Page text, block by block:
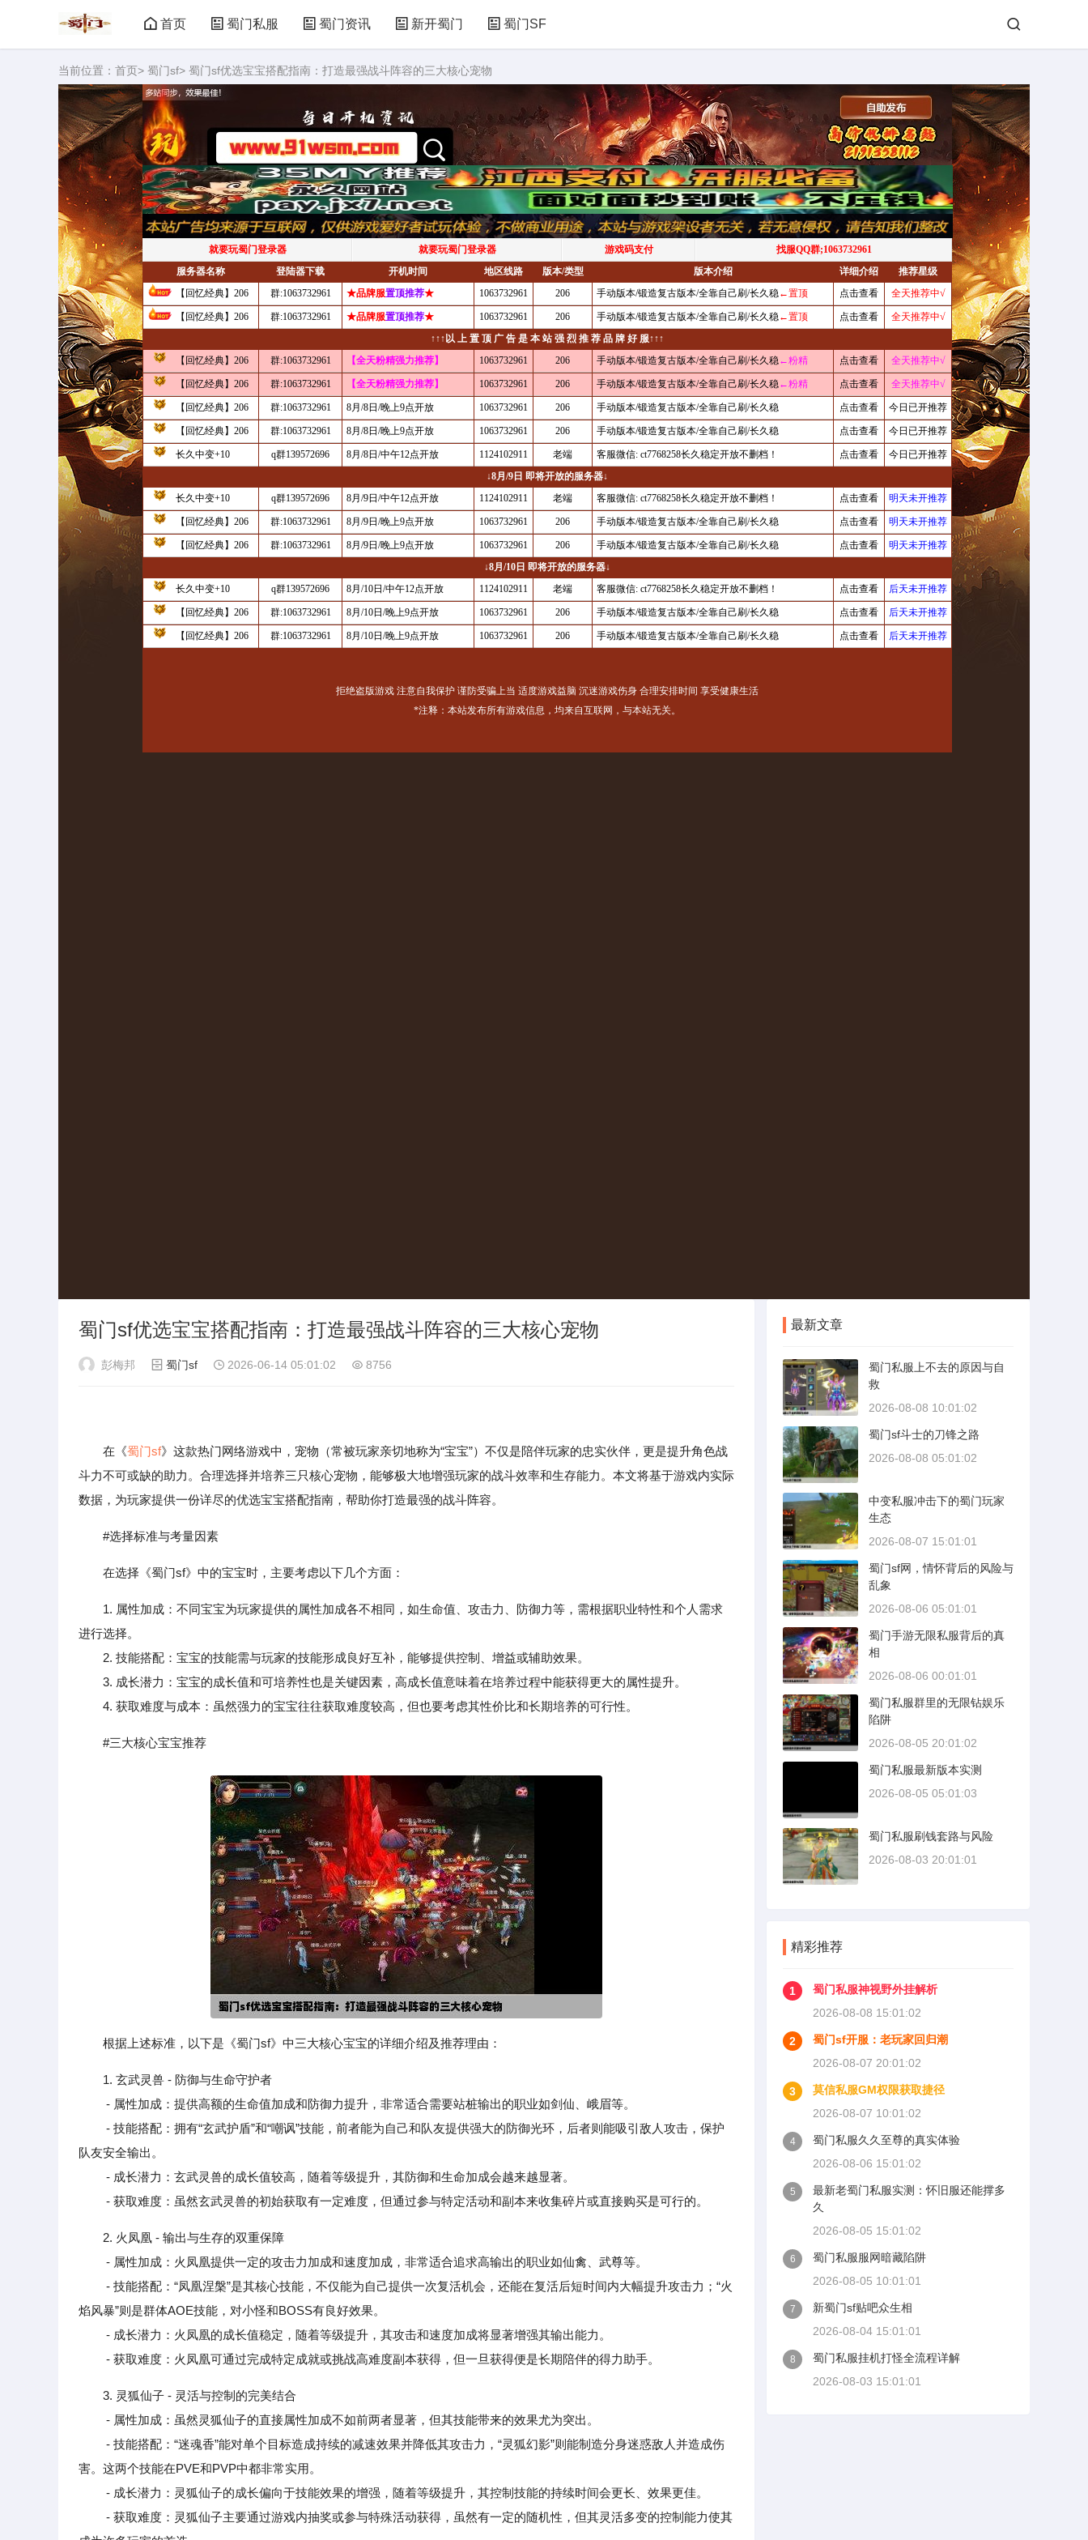
首页 蜀门私服 蜀门资讯 新开蜀门 蜀门SF
当前位置： 首页> 蜀门sf> 蜀门sf优选宝宝搭配指南：打造最强战斗阵容的三大核心宠物
蜀门sf优选宝宝搭配指南：打造最强战斗阵容的三大核心宠物
彭梅邦 蜀门sf 2026-06-14 05:01:02 8756
在《蜀门sf》这款热门网络游戏中，宠物（常被玩家亲切地称为“宝宝”）不仅是陪伴玩家的忠实伙伴，更是提升角色战
斗力不可或缺的助力。合理选择并培养三只核心宠物，能够极大地增强玩家的战斗效率和生存能力。本文将基于游戏内实际
数据，为玩家提供一份详尽的优选宝宝搭配指南，帮助你打造最强的战斗阵容。
#选择标准与考量因素
在选择《蜀门sf》中的宝宝时，主要考虑以下几个方面：
1. 属性加成：不同宝宝为玩家提供的属性加成各不相同，如生命值、攻击力、防御力等，需根据职业特性和个人需求
进行选择。
2. 技能搭配：宝宝的技能需与玩家的技能形成良好互补，能够提供控制、增益或辅助效果。
3. 成长潜力：宝宝的成长值和可培养性也是关键因素，高成长值意味着在培养过程中能获得更大的属性提升。
4. 获取难度与成本：虽然强力的宝宝往往获取难度较高，但也要考虑其性价比和长期培养的可行性。
#三大核心宝宝推荐
根据上述标准，以下是《蜀门sf》中三大核心宝宝的详细介绍及推荐理由：
1. 玄武灵兽 - 防御与生命守护者
- 属性加成：提供高额的生命值加成和防御力提升，非常适合需要站桩输出的职业如剑仙、峨眉等。
- 技能搭配：拥有“玄武护盾”和“嘲讽”技能，前者能为自己和队友提供强大的防御光环，后者则能吸引敌人攻击，保护
队友安全输出。
- 成长潜力：玄武灵兽的成长值较高，随着等级提升，其防御和生命加成会越来越显著。
- 获取难度：虽然玄武灵兽的初始获取有一定难度，但通过参与特定活动和副本来收集碎片或直接购买是可行的。
2. 火凤凰 - 输出与生存的双重保障
- 属性加成：火凤凰提供一定的攻击力加成和速度加成，非常适合追求高输出的职业如仙禽、武尊等。
- 技能搭配：“凤凰涅槃”是其核心技能，不仅能为自己提供一次复活机会，还能在复活后短时间内大幅提升攻击力；“火
焰风暴”则是群体AOE技能，对小怪和BOSS有良好效果。
- 成长潜力：火凤凰的成长值稳定，随着等级提升，其攻击和速度加成将显著增强其输出能力。
- 获取难度：火凤凰可通过完成特定成就或挑战高难度副本获得，但一旦获得便是长期陪伴的得力助手。
3. 灵狐仙子 - 灵活与控制的完美结合
- 属性加成：虽然灵狐仙子的直接属性加成不如前两者显著，但其技能带来的效果尤为突出。
- 技能搭配：“迷魂香”能对单个目标造成持续的减速效果并降低其攻击力，“灵狐幻影”则能制造分身迷惑敌人并造成伤
害。这两个技能在PVE和PVP中都非常实用。
- 成长潜力：灵狐仙子的成长偏向于技能效果的增强，随着等级提升，其控制技能的持续时间会更长、效果更佳。
- 获取难度：灵狐仙子主要通过游戏内抽奖或参与特殊活动获得，虽然有一定的随机性，但其灵活多变的控制能力使其
最新文章
蜀门私服上不去的原因与自
救
2026-08-08 10:01:02
蜀门sf斗士的刀锋之路
2026-08-08 05:01:02
中变私服冲击下的蜀门玩家
生态
2026-08-07 15:01:01
蜀门sf网，情怀背后的风险与
乱象
2026-08-06 05:01:01
蜀门手游无限私服背后的真
相
2026-08-06 00:01:01
蜀门私服群里的无限钻娱乐
陷阱
2026-08-05 20:01:02
蜀门私服最新版本实测
2026-08-05 05:01:03
蜀门私服刷钱套路与风险
2026-08-03 20:01:01
精彩推荐
1
蜀门私服神视野外挂解析
2026-08-08 15:01:02
2
蜀门sf开服：老玩家回归潮
2026-08-07 20:01:02
3
莫信私服GM权限获取捷径
2026-08-07 10:01:02
4
蜀门私服久久至尊的真实体验
2026-08-06 15:01:02
5
最新老蜀门私服实测：怀旧服还能撑多
久
2026-08-05 15:01:02
6
蜀门私服服网暗藏陷阱
2026-08-05 10:01:01
7
新蜀门sf贴吧众生相
2026-08-04 15:01:01
8
蜀门私服挂机打怪全流程详解
2026-08-03 15:01:01